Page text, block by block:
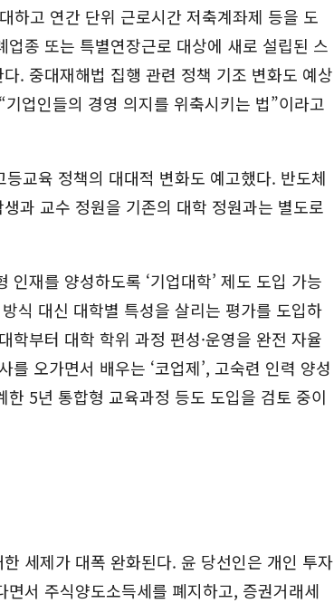
하고 연간 단위 근로시간 저축계좌제 등을 도
종 또는 특별연장근로 대상에 새로 설립된 스
. 중대재해법 집행 관련 정책 기조 변화도 예상
업인들의 경영 의지를 위축시키는 법”이라고
등교육 정책의 대대적 변화도 예고했다. 반도체
과 교수 정원을 기존의 대학 정원과는 별도로
인재를 양성하도록 ‘기업대학’ 제도 도입 가능
식 대신 대학별 특성을 살리는 평가를 도입하
학부터 대학 학위 과정 편성·운영을 완전 자율
오가면서 배우는 ‘코업제’, 고숙련 인력 양성
5년 통합형 교육과정 등도 도입을 검토 중이
세제가 대폭 완화된다. 윤 당선인은 개인 투자
서 주식양도소득세를 폐지하고, 증권거래세